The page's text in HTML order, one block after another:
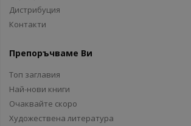
Дистрибуция
Контакти
Препоръчваме Ви
Топ заглавия
Най-нови книги
Очаквайте скоро
Художествена литература